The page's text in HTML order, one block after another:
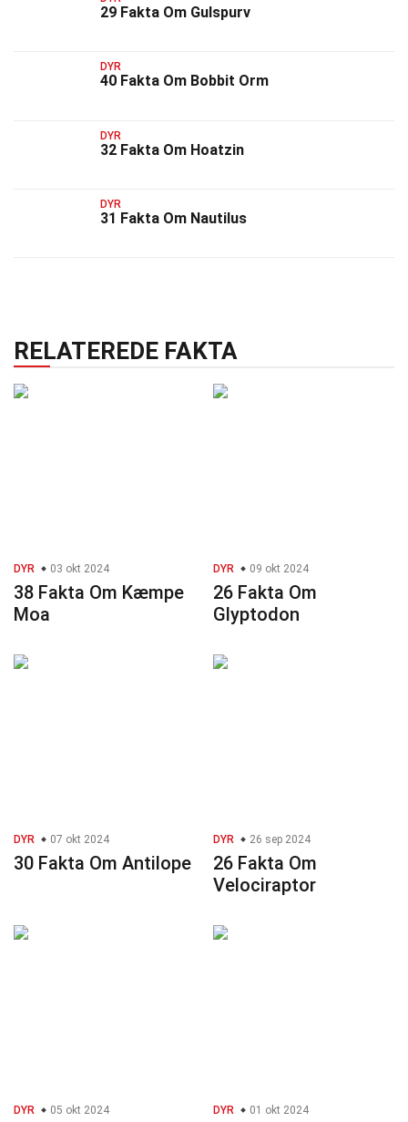
29 Fakta Om Gulspurv
DYR
40 Fakta Om Bobbit Orm
DYR
32 Fakta Om Hoatzin
DYR
31 Fakta Om Nautilus
RELATEREDE FAKTA
DYR 03 okt 2024
38 Fakta Om Kæmpe
Moa
DYR 09 okt 2024
26 Fakta Om
Glyptodon
DYR 07 okt 2024
30 Fakta Om Antilope
DYR 26 sep 2024
26 Fakta Om
Velociraptor
DYR 05 okt 2024 DYR 01 okt 2024